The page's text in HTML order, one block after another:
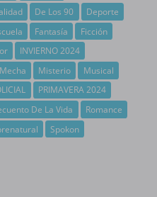
De Los 90
Deporte
Fantasía
Ficción
INVIERNO 2024
Mecha Misterio
Musical
PRIMAVERA 2024
De La Vida
Romance
Spokon